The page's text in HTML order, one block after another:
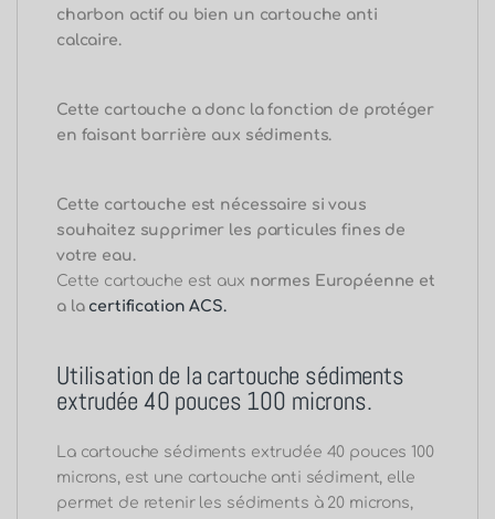
charbon actif ou bien un cartouche anti
calcaire.
Cette cartouche a donc la fonction de protéger
en faisant barrière aux sédiments.
Cette cartouche est nécessaire si vous
souhaitez supprimer les particules fines de
votre eau.
Cette cartouche est aux normes Européenne et
a la certification ACS.
Utilisation de la cartouche sédiments
extrudée 40 pouces 100 microns.
La cartouche sédiments extrudée 40 pouces 100
microns, est une cartouche anti sédiment, elle
permet de retenir les sédiments à 20 microns,